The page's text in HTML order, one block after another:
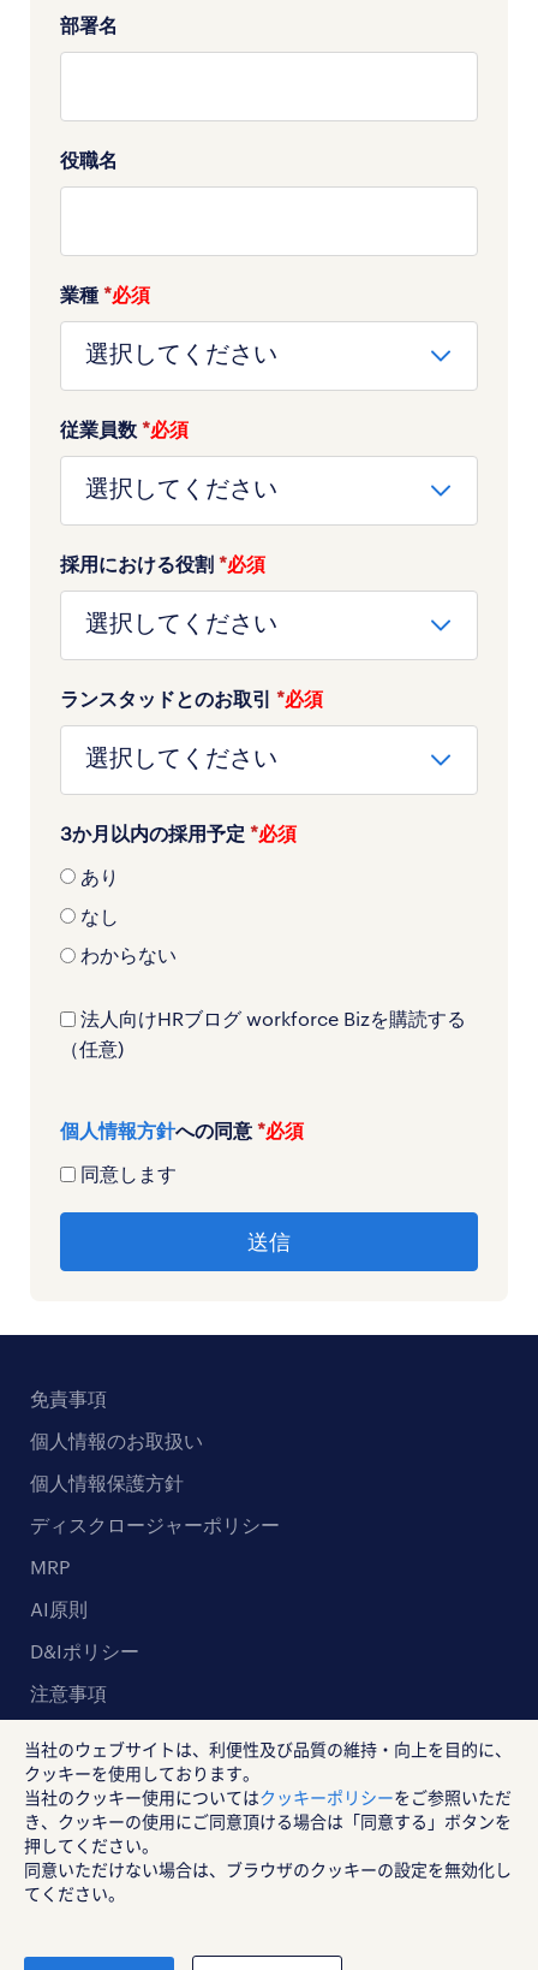
部署名
役職名
業種 *
従業員数 *
採用における役割 *
ランスタッドとのお取引 *
3か月以内の採用予定 *
あり
なし
わからない
法人向けHRブログ workforce Bizを購読する
（任意)
個人情報方針への同意 *
同意します
免責事項
個人情報のお取扱い
個人情報保護方針
ディスクロージャーポリシー
MRP
AI原則
D&Iポリシー
注意事項
ランスタッド株式会社
〒102-8578 東京都千代田区紀尾井町4-1 ニューオータニガーデンコー
ト21F
RANDSTAD, HUMAN FORWARD及びSHAPING THE WORLD OF WORK
はRandstad N.Vの登録商標です。
© Randstad Japan
当社のウェブサイトは、利便性及び品質の維持・向上を目的に、
クッキーを使用しております。
当社のクッキー使用についてはクッキーポリシーをご参照いただ
き、クッキーの使用にご同意頂ける場合は「同意する」ボタンを
押してください。
同意いただけない場合は、ブラウザのクッキーの設定を無効化し
てください。